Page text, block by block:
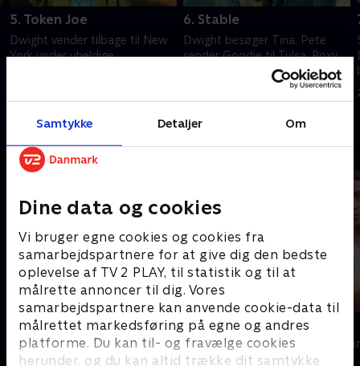
Samtykke Detaljer Om
Dine data og cookies
Vi bruger egne cookies og cookies fra
samarbejdspartnere for at give dig den bedste
oplevelse af TV 2 PLAY, til statistik og til at
målrette annoncer til dig. Vores
samarbejdspartnere kan anvende cookie-data til
målrettet markedsføring på egne og andres
platforme. Du kan til- og fravælge cookies
herunder, og du kan altid trække dit samtykke
5. Token Joe
Dwight vender tilbage til New
York under uheldige
6. Stable
Dwight besøger Tina. Pete
sender Goodie til Tulsa. Roxy
forsøger at holde FBI væk.
26. december 2022 • 37 min
Andre så også
Inspector Morse
Krimi & Spænding • 8 sæsoner
DNA
Krimi &